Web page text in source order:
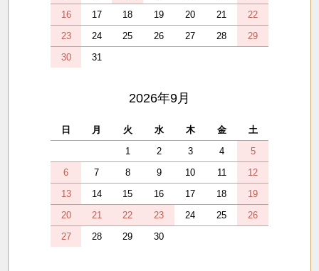
16
17 18 19 20 21
22
23
24 25 26 27 28
29
30
31
2026年9月
日 月 火 水 木 金
土
1
2 3 4
5
6
7 8 9 10 11
12
13
14 15 16 17 18
19
20
21 22 23 24 25
26
27
28 29 30